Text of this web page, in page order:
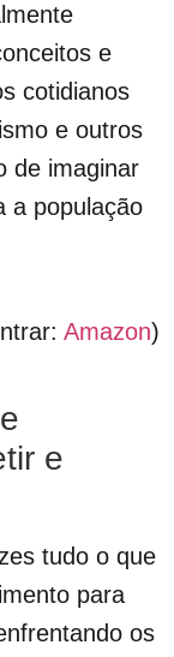
e
cotidianos
e outros
de imaginar
a população
Amazon)
e
tudo o que
para
os